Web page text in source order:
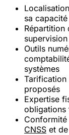
Localisation
sa
Répartition
Outils
systèmes
Tarification
proposés
Expertise
obligations
CNSS et